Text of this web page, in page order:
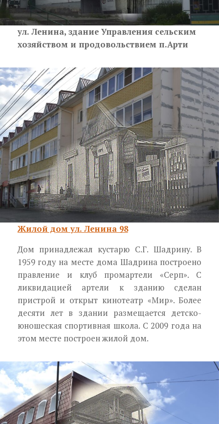
ул. Ленина, здание Управления сельским
хозяйством и продовольствием п.Арти
Жилой дом ул. Ленина 98
Дом принадлежал кустарю С.Г. Шадрину. В
1959 году на месте дома Шадрина построено
правление и клуб промартели «Серп». С
ликвидацией артели к зданию сделан
пристрой и открыт кинотеатр «Мир». Более
десяти лет в здании размещается детско-
юношеская спортивная школа. С 2009 года на
этом месте построен жилой дом.